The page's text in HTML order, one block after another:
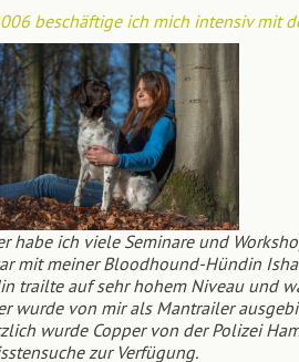
beschäftige ich mich intensiv mit
habe ich viele Seminare und
mit meiner Bloodhound-Hündin
trailte auf sehr hohem Niveau und
wurde von mir als Mantrailer
wurde Copper von der Polizei
zur Verfügung.